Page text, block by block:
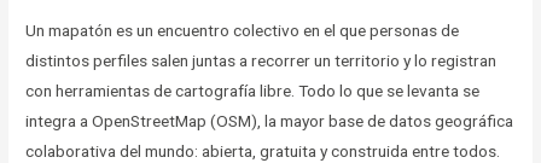
Un mapatón es un encuentro colectivo en el que personas de
distintos perfiles salen juntas a recorrer un territorio y lo registran
con herramientas de cartografía libre. Todo lo que se levanta se
integra a OpenStreetMap (OSM), la mayor base de datos geográfica
colaborativa del mundo: abierta, gratuita y construida entre todos.